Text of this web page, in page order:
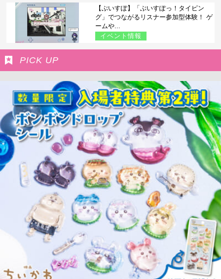
【ぶいすぽ】「ぶいすぽっ！タイピン
グ」でつながるリスナー参加型体験！ ゲ
ームや...
イベント情報
PICK UP